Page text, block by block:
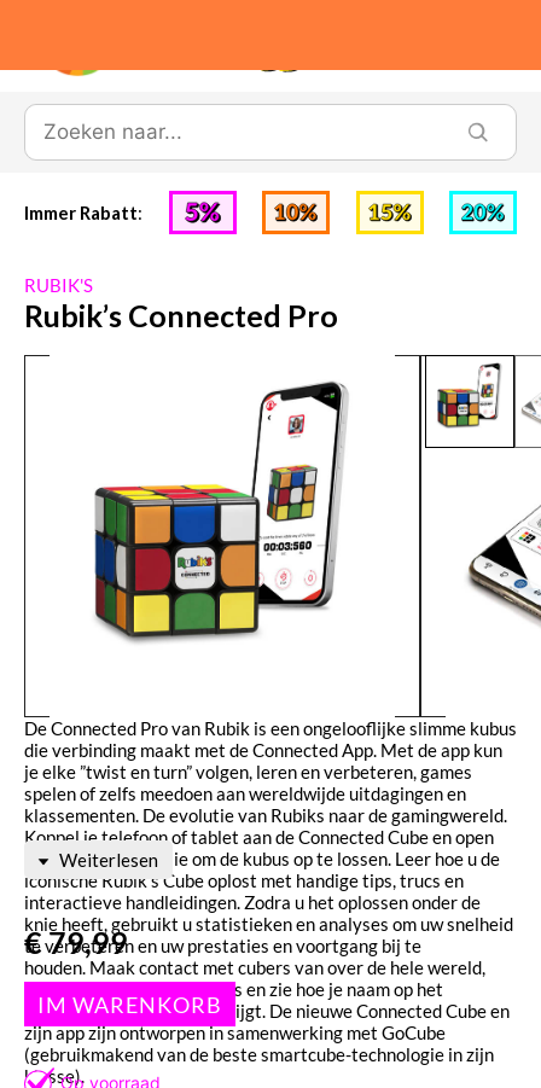
Immer Rabatt:
De Connected Pro van Rubik is een ongelooflijke slimme kubus
die verbinding maakt met de Connected App. Met de app kun
je elke ”twist en turn” volgen, leren en verbeteren, games
spelen of zelfs meedoen aan wereldwijde uitdagingen en
klassementen. De evolutie van Rubiks naar de gamingwereld.
Koppel je telefoon of tablet aan de Connected Cube en open
een nieuwe dimensie om de kubus op te lossen. Leer hoe u de
iconische Rubik’s Cube oplost met handige tips, trucs en
interactieve handleidingen. Zodra u het oplossen onder de
knie heeft, gebruikt u statistieken en analyses om uw snelheid
te verbeteren en uw prestaties en voortgang bij te
houden. Maak contact met cubers van over de hele wereld,
daag ze uit voor live battles en zie hoe je naam op het
wereldwijde klassement stijgt. De nieuwe Connected Cube en
zijn app zijn ontworpen in samenwerking met GoCube
(gebruikmakend van de beste smartcube-technologie in zijn
klasse).
Weiterlesen
€79,99
RUBIK'S
Rubik’s Connected Pro